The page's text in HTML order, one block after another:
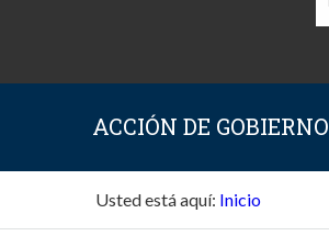
ACCIÓN DE GOBIERNO
Usted está aquí: Inicio